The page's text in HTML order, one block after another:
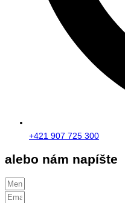
+421 907 725 300
alebo nám napíšte